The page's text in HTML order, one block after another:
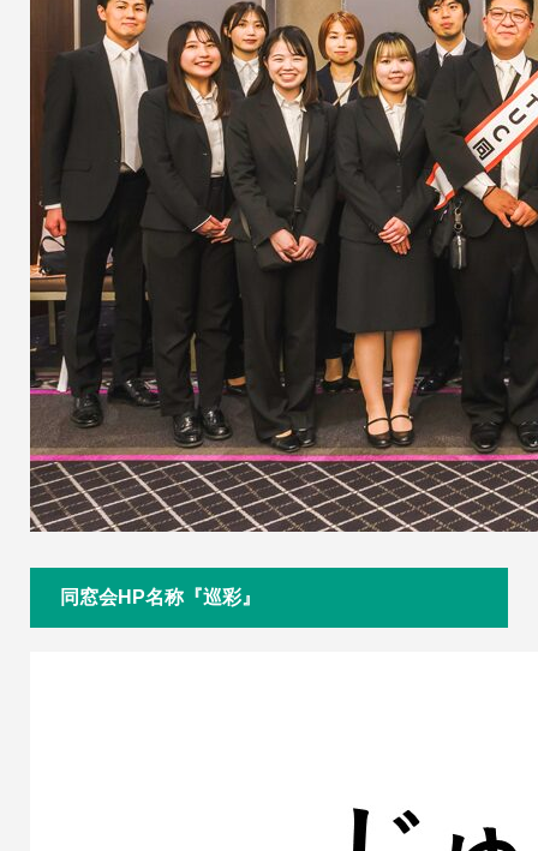
同窓会HP名称『巡彩』